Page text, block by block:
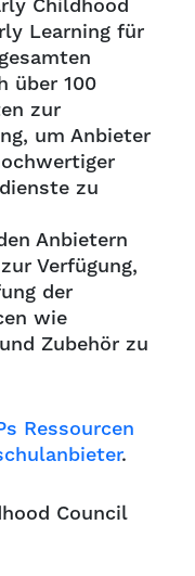
Childhood
Learning für
über 100
zur
um Anbieter
zu
Anbietern
Verfügung,
der
wie
Zubehör zu
Ressourcen
.
Council